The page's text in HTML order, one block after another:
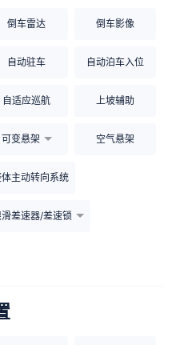
倒车雷达 倒车影像
自动驻车 自动泊车入位
自适应巡航 上坡辅助
可变悬架 空气悬架
主动转向系统
滑差速器/差速锁